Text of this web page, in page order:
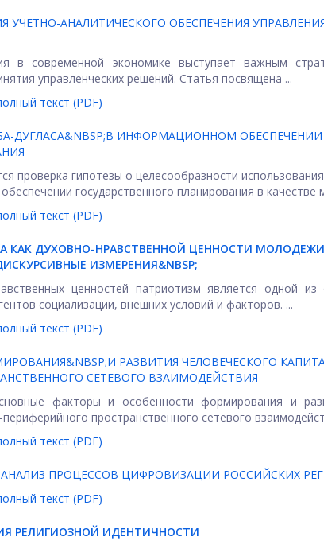
УЧЕТНО-АНАЛИТИЧЕСКОГО ОБЕСПЕЧЕНИЯ
в современной экономике выступает важным
управленческих решений. Статья посвящена ...
текст (PDF)
ДУГЛАСА&NBSP;В ИНФОРМАЦИОННОМ ОБЕСПЕЧЕНИИ
проверка гипотезы о целесообразности
государственного планирования в качестве
текст (PDF)
КАК ДУХОВНО-НРАВСТВЕННОЙ ЦЕННОСТИ МОЛОДЕЖИ
ИЗМЕРЕНИЯ&NBSP;
ценностей патриотизм является одной
социализации, внешних условий и факторов. ...
текст (PDF)
РАЗВИТИЯ ЧЕЛОВЕЧЕСКОГО
СЕТЕВОГО ВЗАИМОДЕЙСТВИЯ
факторы и особенности формирования и
пространственного сетевого
текст (PDF)
ПРОЦЕССОВ ЦИФРОВИЗАЦИИ РОССИЙСКИХ
текст (PDF)
РЕЛИГИОЗНОЙ ИДЕНТИЧНОСТИ